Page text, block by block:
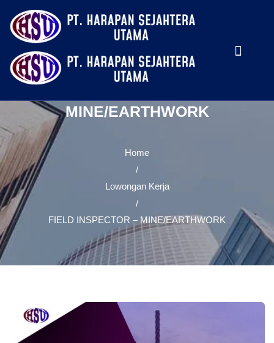
MINE/EARTHWORK
Home
/
Lowongan Kerja
/
FIELD INSPECTOR – MINE/EARTHWORK